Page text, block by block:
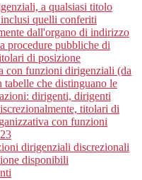
a qualsiasi titolo
quelli conferiti
dall'organo di indirizzo
procedure pubbliche di
di posizione
con funzioni dirigenziali (da
tabelle che distinguano le
dirigenti, dirigenti
titolari di
con funzioni
23
dirigenziali discrezionali
disponibili